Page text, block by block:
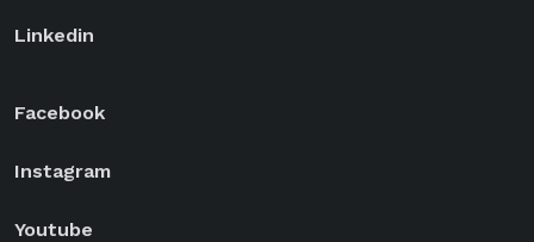
Linkedin
Facebook
Instagram
Youtube